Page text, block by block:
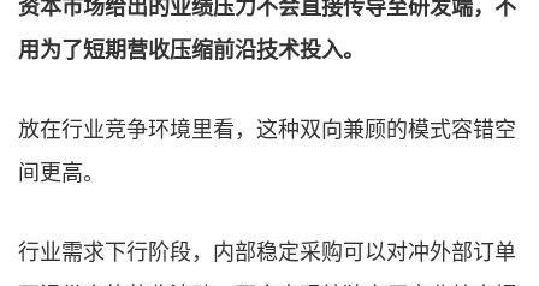
资本市场给出的业绩压力不会直接传导至研发端，不
用为了短期营收压缩前沿技术投入。
放在行业竞争环境里看，这种双向兼顾的模式容错空
间更高。
行业需求下行阶段，内部稳定采购可以对冲外部订单